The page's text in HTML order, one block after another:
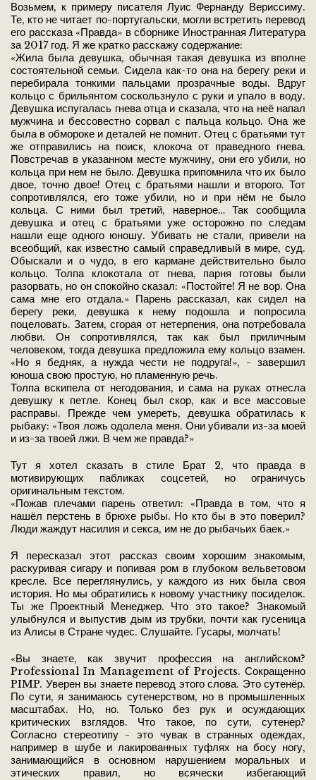
Возьмем, к примеру писателя Луис Фернанду Вериссиму.
Те, кто не читает по-португальски, могли встретить перевод
его рассказа «Правда» в сборнике Иностранная Литература
за 2017 год. Я же кратко расскажу содержание:
«Жила была девушка, обычная такая девушка из вполне
состоятельной семьи. Сидела как-то она на берегу реки и
перебирала тонкими пальцами прозрачные воды. Вдруг
кольцо с брильянтом соскользнуло с руки и упало в воду.
Девушка испугалась гнева отца и сказала, что на неё напал
мужчина и бессовестно сорвал с пальца кольцо. Она же
была в обмороке и деталей не помнит. Отец с братьями тут
же отправились на поиск, клокоча от праведного гнева.
Повстречав в указанном месте мужчину, они его убили, но
кольца при нем не было. Девушка припомнила что их было
двое, точно двое! Отец с братьями нашли и второго. Тот
сопротивлялся, его тоже убили, но и при нём не было
кольца. С ними был третий, наверное… Так сообщила
девушка и отец с братьями уже осторожно по следам
нашли еще одного юношу. Убивать не стали, привели на
всеобщий, как известно самый справедливый в мире, суд.
Обыскали и о чудо, в его кармане действительно было
кольцо. Толпа клокотала от гнева, парня готовы были
разорвать, но он спокойно сказал: «Постойте! Я не вор. Она
сама мне его отдала.» Парень рассказал, как сидел на
берегу реки, девушка к нему подошла и попросила
поцеловать. Затем, сгорая от нетерпения, она потребовала
любви. Он сопротивлялся, так как был приличным
человеком, тогда девушка предложила ему кольцо взамен.
«Но я бедняк, а нужда чести не подруга!», - завершил
юноша свою простую, но пламенную речь.
Толпа вскипела от негодования, и сама на руках отнесла
девушку к петле. Конец был скор, как и все массовые
расправы. Прежде чем умереть, девушка обратилась к
рыбаку: «Твоя ложь одолела меня. Они убивали из-за моей
и из-за твоей лжи. В чем же правда?»
Тут я хотел сказать в стиле Брат 2, что правда в
мотивирующих пабликах соцсетей, но ограничусь
оригинальным текстом.
«Пожав плечами парень ответил: «Правда в том, что я
нашёл перстень в брюхе рыбы. Но кто бы в это поверил?
Люди жаждут насилия и секса, им не до рыбачьих баек.»
Я пересказал этот рассказ своим хорошим знакомым,
раскуривая сигару и попивая ром в глубоком вельветовом
кресле. Все переглянулись, у каждого из них была своя
история. Но мы обратились к новому участнику посиделок.
Ты же Проектный Менеджер. Что это такое? Знакомый
улыбнулся и выпустив дым из трубки, почти как гусеница
из Алисы в Стране чудес. Слушайте. Гусары, молчать!
«Вы знаете, как звучит профессия на английском?
Professional In Management of Projects. Сокращенно
PIMP. Уверен вы знаете перевод этого слова. Это сутенёр.
По сути, я занимаюсь сутенерством, но в промышленных
масштабах. Но, но. Только без рук и осуждающих
критических взглядов. Что такое, по сути, сутенер?
Согласно стереотипу - это чувак в странных одеждах,
например в шубе и лакированных туфлях на босу ногу,
занимающийся в основном нарушением моральных и
этических правил, но всячески избегающий